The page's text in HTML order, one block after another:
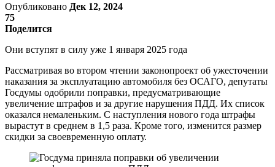
Опубликовано Дек 12, 2024
75
Поделится
Они вступят в силу уже 1 января 2025 года
Рассматривая во втором чтении законопроект об ужесточении
наказания за эксплуатацию автомобиля без ОСАГО, депутаты
Госдумы одобрили поправки, предусматривающие
увеличение штрафов и за другие нарушения ПДД. Их список
оказался немаленьким. С наступления нового года штрафы
вырастут в среднем в 1,5 раза. Кроме того, изменится размер
скидки за своевременную оплату.